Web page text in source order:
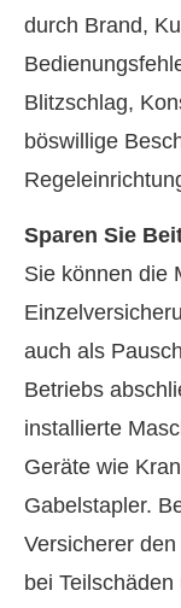
durch Brand,
Blitzschlag,
böswillige
Sparen Sie
Sie können die
auch als
Betriebs
installierte
Geräte wie
Gabelstapler.
Versicherer
bei